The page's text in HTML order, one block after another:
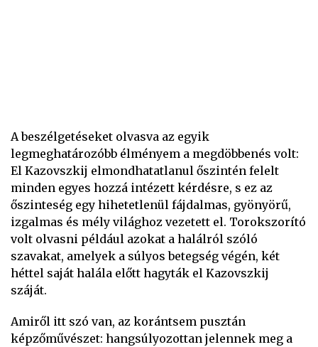
A beszélgetéseket olvasva az egyik
legmeghatározóbb élményem a megdöbbenés volt:
El Kazovszkij elmondhatatlanul őszintén felelt
minden egyes hozzá intézett kérdésre, s ez az
őszinteség egy hihetetlenül fájdalmas, gyönyörű,
izgalmas és mély világhoz vezetett el. Torokszorító
volt olvasni például azokat a halálról szóló
szavakat, amelyek a súlyos betegség végén, két
héttel saját halála előtt hagyták el Kazovszkij
száját.
Amiről itt szó van, az korántsem pusztán
képzőművészet: hangsúlyozottan jelennek meg a